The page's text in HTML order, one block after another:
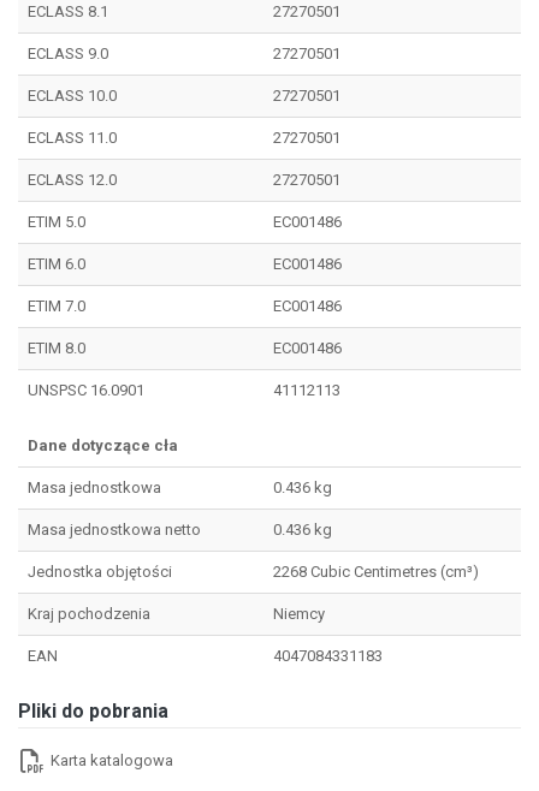
ECLASS 8.1 27270501
ECLASS 9.0 27270501
ECLASS 10.0 27270501
ECLASS 11.0 27270501
ECLASS 12.0 27270501
ETIM 5.0 EC001486
ETIM 6.0 EC001486
ETIM 7.0 EC001486
ETIM 8.0 EC001486
UNSPSC 16.0901 41112113
Dane dotyczące cła
Masa jednostkowa 0.436 kg
Masa jednostkowa netto 0.436 kg
Jednostka objętości 2268 Cubic Centimetres (cm³)
Kraj pochodzenia Niemcy
EAN 4047084331183
Pliki do pobrania
Karta katalogowa